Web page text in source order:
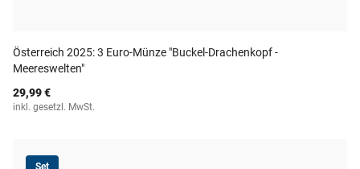
Österreich 2025: 3 Euro-Münze "Buckel-Drachenkopf -
Meereswelten"
29,99 €
inkl. gesetzl. MwSt.
Set